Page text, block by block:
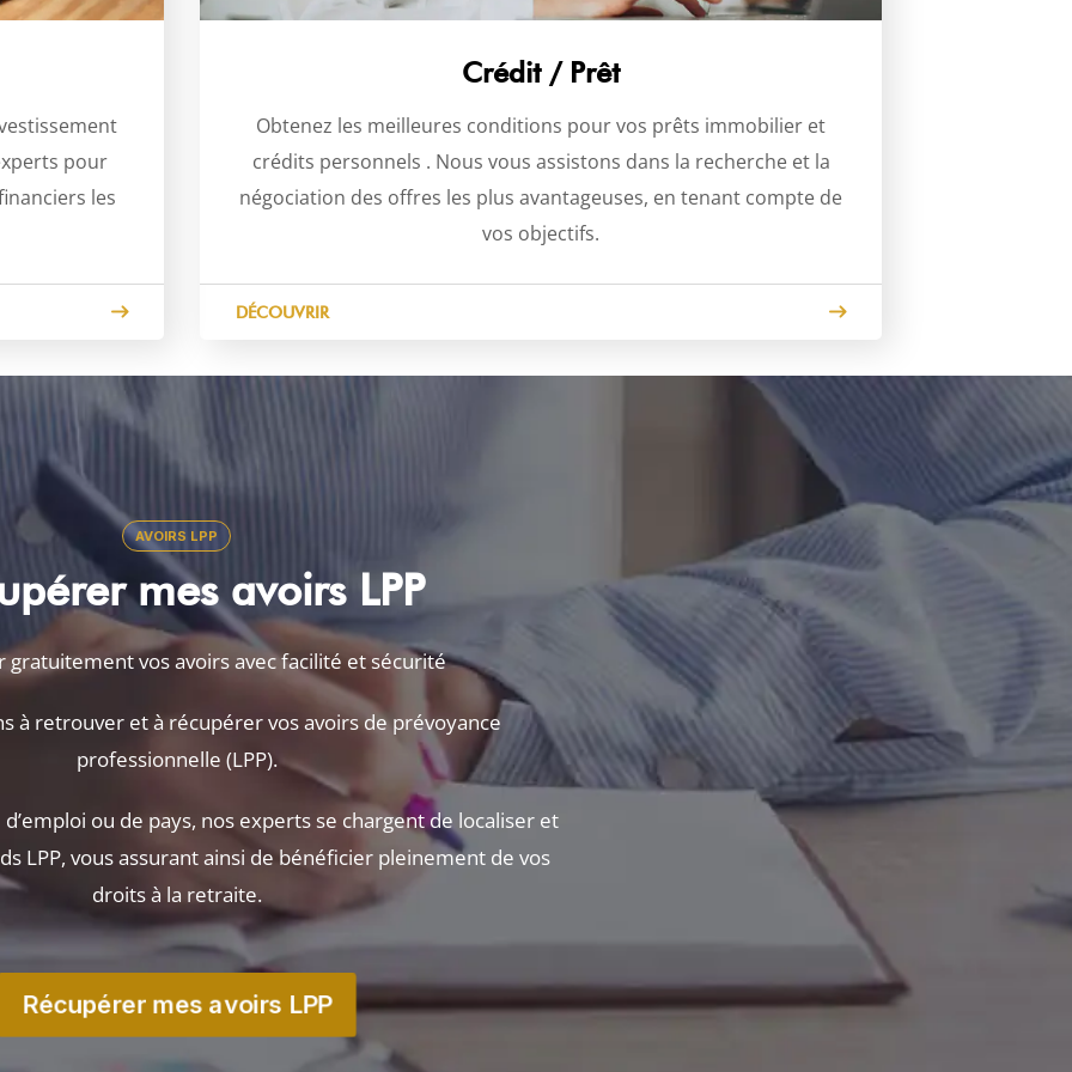
pour
les
Crédit / Prêt
Obtenez les meilleures conditions pour vos prêts immobilier et
crédits personnels . Nous vous assistons dans la recherche et la
négociation des offres les plus avantageuses, en tenant compte de
vos objectifs.
DÉCOUVRIR
AVOIRS LPP
mes avoirs LPP
gratuitement vos avoirs avec facilité et sécurité
à retrouver et à récupérer vos avoirs de prévoyance
professionnelle (LPP).
ou de pays, nos experts se chargent de localiser et
LPP, vous assurant ainsi de bénéficier pleinement de vos
droits à la retraite.
Récupérer mes avoirs LPP